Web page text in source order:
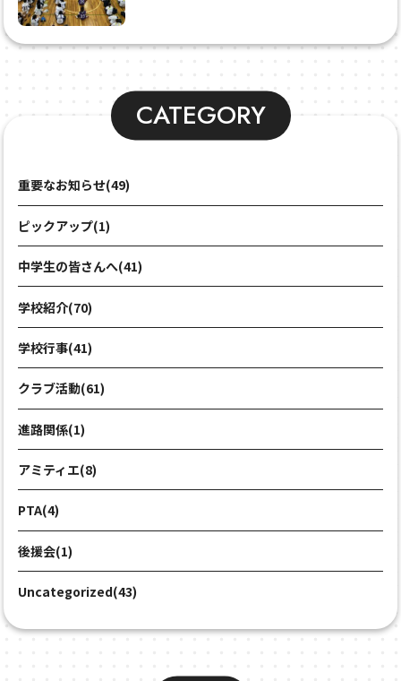
CATEGORY
重要なお知らせ(49)
ピックアップ(1)
中学生の皆さんへ(41)
学校紹介(70)
学校行事(41)
クラブ活動(61)
進路関係(1)
アミティエ(8)
PTA(4)
後援会(1)
Uncategorized(43)